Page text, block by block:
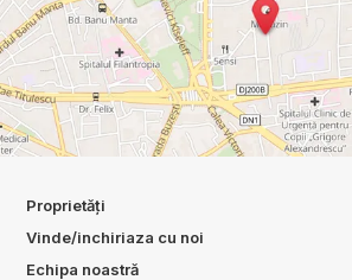
Proprietăți
Vinde/inchiriaza cu noi
Echipa noastră